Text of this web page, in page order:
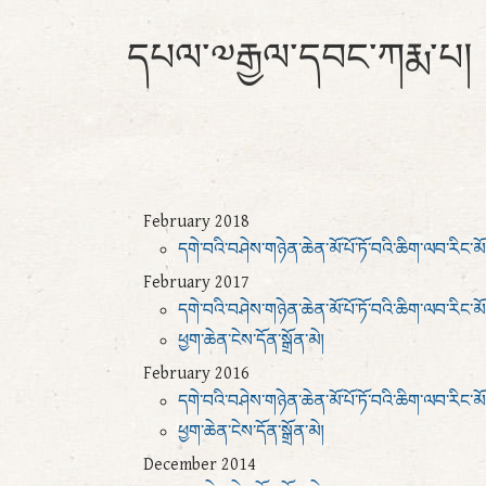
དཔལ་༧རྒྱལ་དབང་ཀརྨ་པ།
February 2018
དགེ་བའི་བཤེས་གཉེན་ཆེན་མོ་པོ་ཏོ་བའི་ཆིག་ལབ་རིང་མོ
February 2017
དགེ་བའི་བཤེས་གཉེན་ཆེན་མོ་པོ་ཏོ་བའི་ཆིག་ལབ་རིང་མོ
ཕྱག་ཆེན་ངེས་དོན་སྒྲོན་མེ།
February 2016
ཕྱག་ཆེན་ངེས་དོན་སྒྲོན་མེ།
December 2014